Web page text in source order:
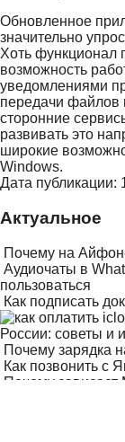
Обновленное
значительно
Хоть функционал
возможность
уведомлениями
передачи файлов
сторонние
развивать это
широкие
Windows.
Дата публикации:
Актуальное
Почему на
Аудиочаты в
пользоваться
Как подписать
России: советы и
Почему зарядка
Как позвонить с
Почему зависает